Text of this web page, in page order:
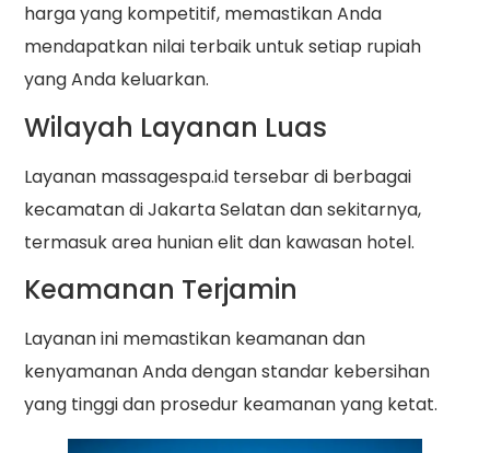
harga yang kompetitif, memastikan Anda
mendapatkan nilai terbaik untuk setiap rupiah
yang Anda keluarkan.
Wilayah Layanan Luas
Layanan massagespa.id tersebar di berbagai
kecamatan di Jakarta Selatan dan sekitarnya,
termasuk area hunian elit dan kawasan hotel.
Keamanan Terjamin
Layanan ini memastikan keamanan dan
kenyamanan Anda dengan standar kebersihan
yang tinggi dan prosedur keamanan yang ketat.